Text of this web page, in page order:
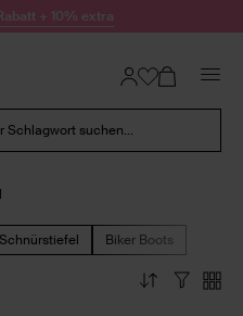
+ 10% extra
Schlagwort suchen...
Schnürstiefel Biker Boots